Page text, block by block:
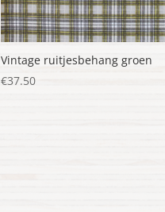
Vintage ruitjesbehang groen
€37.50